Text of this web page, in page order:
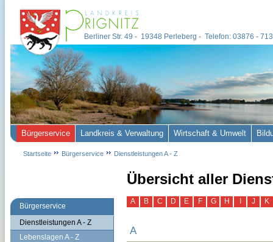
Bürgerservice
Dienstleistungen A - Z
Lebenslagen A - Z
Übersicht aller
A B C D E F G H J K
A
Berliner Str. 49 - 19348 Perleberg - Telefon: 03876 -
Bürgerservice Landkreis & Verwaltung Wirtschaft & Umwelt
Startseite Bürgerservice Dienstleistungen A - Z